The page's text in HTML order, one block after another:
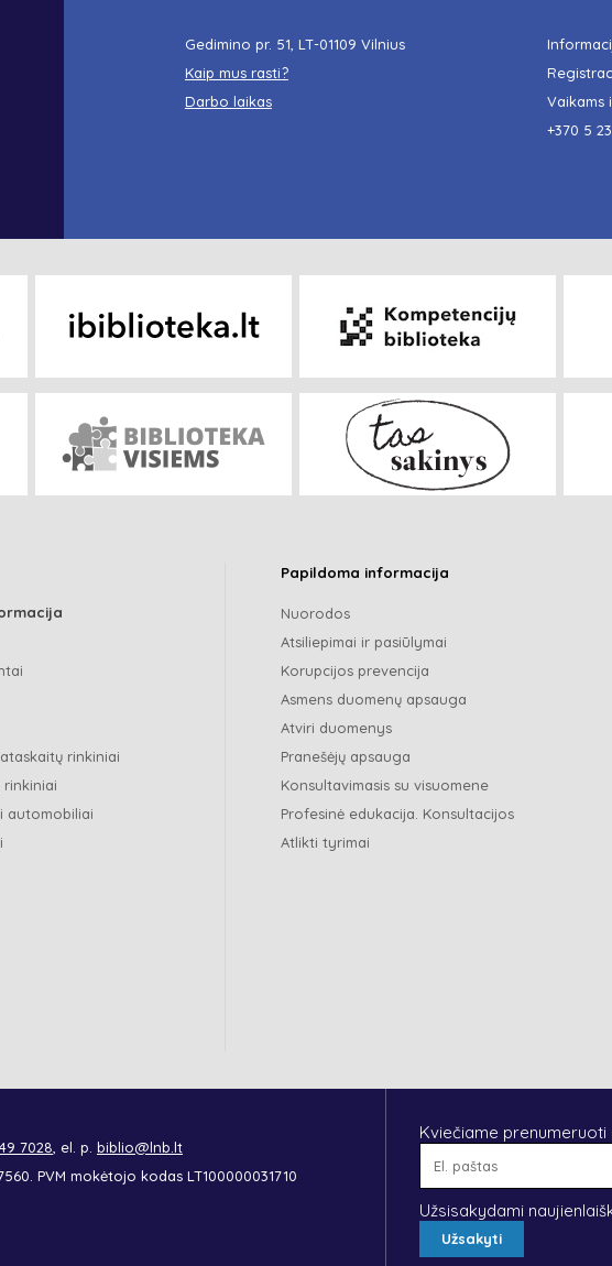
Gedimino pr. 51, LT-01109 Vilnius
Kaip mus rasti?
Darbo laikas
Vaikams
+370 5
rinkiniai
rinkiniai
automobiliai
Papildoma informacija
Nuorodos
Atsiliepimai ir pasiūlymai
Korupcijos prevencija
Asmens duomenų apsauga
Atviri duomenys
Pranešėjų apsauga
Konsultavimasis su visuomene
Profesinė edukacija. Konsultacijos
Atlikti tyrimai
7028 , el. p. biblio@lnb.lt
PVM mokėtojo kodas LT100000031710
Kviečiame prenumeruoti
Užsisakydami